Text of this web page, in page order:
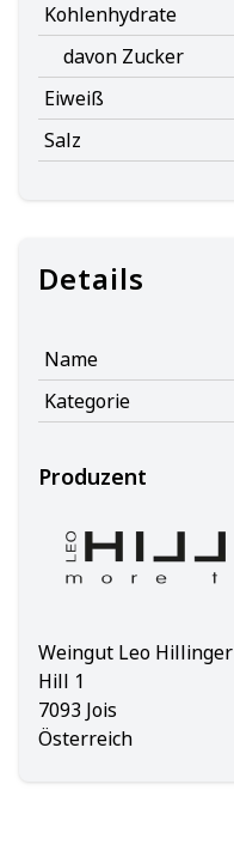
Kohlenhydrate
davon Zucker
Eiweiß
Salz
Details
Name
Kategorie
Produzent
Weingut Leo Hillinger
Hill 1
7093 Jois
Österreich